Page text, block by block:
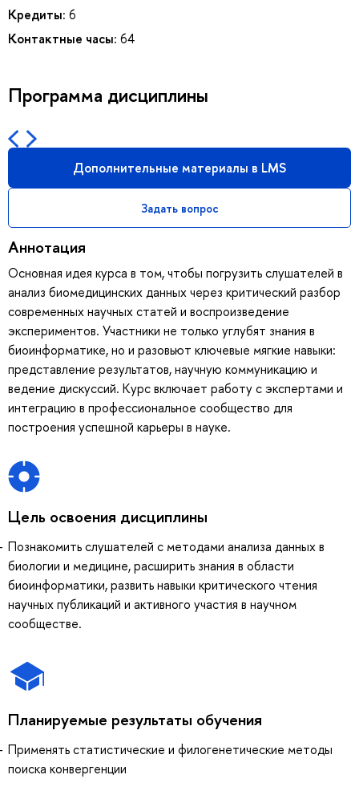
Кредиты: 6
Контактные часы: 64
Программа дисциплины
Дополнительные материалы в LMS
Задать вопрос
Аннотация
Основная идея курса в том, чтобы погрузить слушателей в
анализ биомедицинских данных через критический разбор
современных научных статей и воспроизведение
экспериментов. Участники не только углубят знания в
биоинформатике, но и разовьют ключевые мягкие навыки:
представление результатов, научную коммуникацию и
ведение дискуссий. Курс включает работу с экспертами и
интеграцию в профессиональное сообщество для
построения успешной карьеры в науке.
Цель освоения дисциплины
Познакомить слушателей с методами анализа данных в
биологии и медицине, расширить знания в области
биоинформатики, развить навыки критического чтения
научных публикаций и активного участия в научном
сообществе.
Планируемые результаты обучения
Применять статистические и филогенетические методы
поиска конвергенции